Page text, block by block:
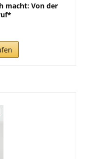
macht: Von der